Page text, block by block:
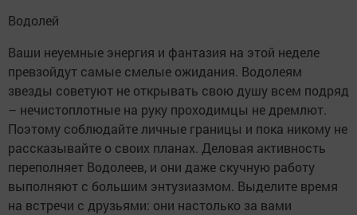
Водолей
Ваши неуемные энергия и фантазия на этой неделе
превзойдут самые смелые ожидания. Водолеям
звезды советуют не открывать свою душу всем подряд
– нечистоплотные на руку проходимцы не дремлют.
Поэтому соблюдайте личные границы и пока никому не
рассказывайте о своих планах. Деловая активность
переполняет Водолеев, и они даже скучную работу
выполняют с большим энтузиазмом. Выделите время
на встречи с друзьями: они настолько за вами